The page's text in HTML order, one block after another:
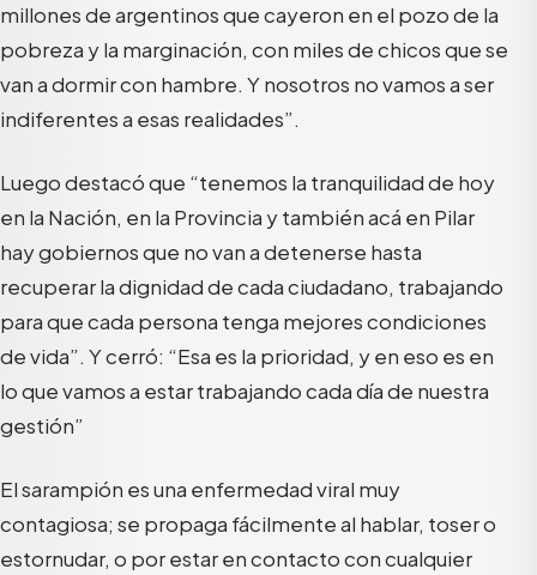
millones de argentinos que cayeron en el pozo de la
pobreza y la marginación, con miles de chicos que se
van a dormir con hambre. Y nosotros no vamos a ser
indiferentes a esas realidades”.
Luego destacó que “tenemos la tranquilidad de hoy
en la Nación, en la Provincia y también acá en Pilar
hay gobiernos que no van a detenerse hasta
recuperar la dignidad de cada ciudadano, trabajando
para que cada persona tenga mejores condiciones
de vida”. Y cerró: “Esa es la prioridad, y en eso es en
lo que vamos a estar trabajando cada día de nuestra
gestión”
El sarampión es una enfermedad viral muy
contagiosa; se propaga fácilmente al hablar, toser o
estornudar, o por estar en contacto con cualquier